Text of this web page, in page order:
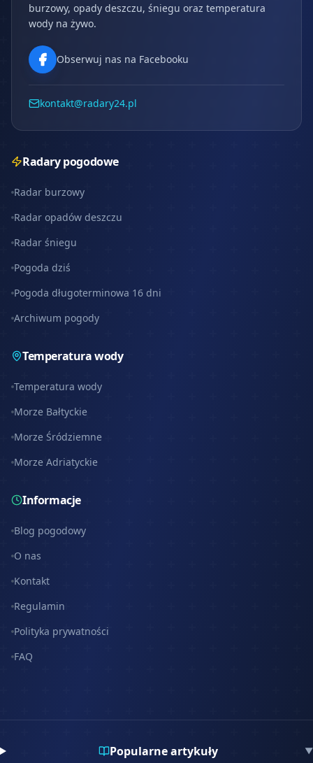
burzowy, opady deszczu, śniegu oraz temperatura
wody na żywo.
Obserwuj nas na Facebooku
kontakt@radary24.pl
Radary pogodowe
Radar burzowy
Radar opadów deszczu
Radar śniegu
Pogoda dziś
Pogoda długoterminowa 16 dni
Archiwum pogody
Temperatura wody
Temperatura wody
Morze Bałtyckie
Morze Śródziemne
Morze Adriatyckie
Informacje
Blog pogodowy
O nas
Kontakt
Regulamin
Polityka prywatności
FAQ
Popularne artykuły ▼